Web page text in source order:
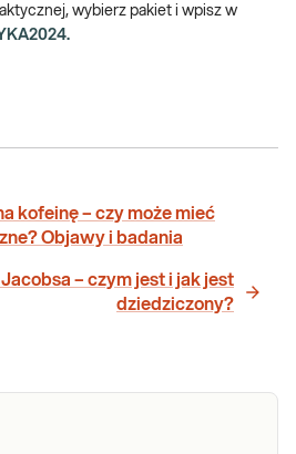
wybierz pakiet i wpisz w
kofeinę – czy może mieć
Objawy i badania
Jacobsa – czym jest i jak jest
dziedziczony?